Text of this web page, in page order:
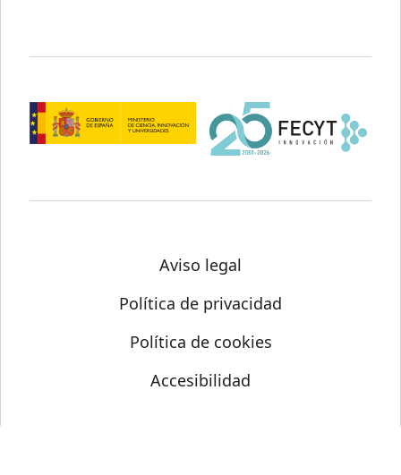
Aviso legal
Política de privacidad
Política de cookies
Accesibilidad